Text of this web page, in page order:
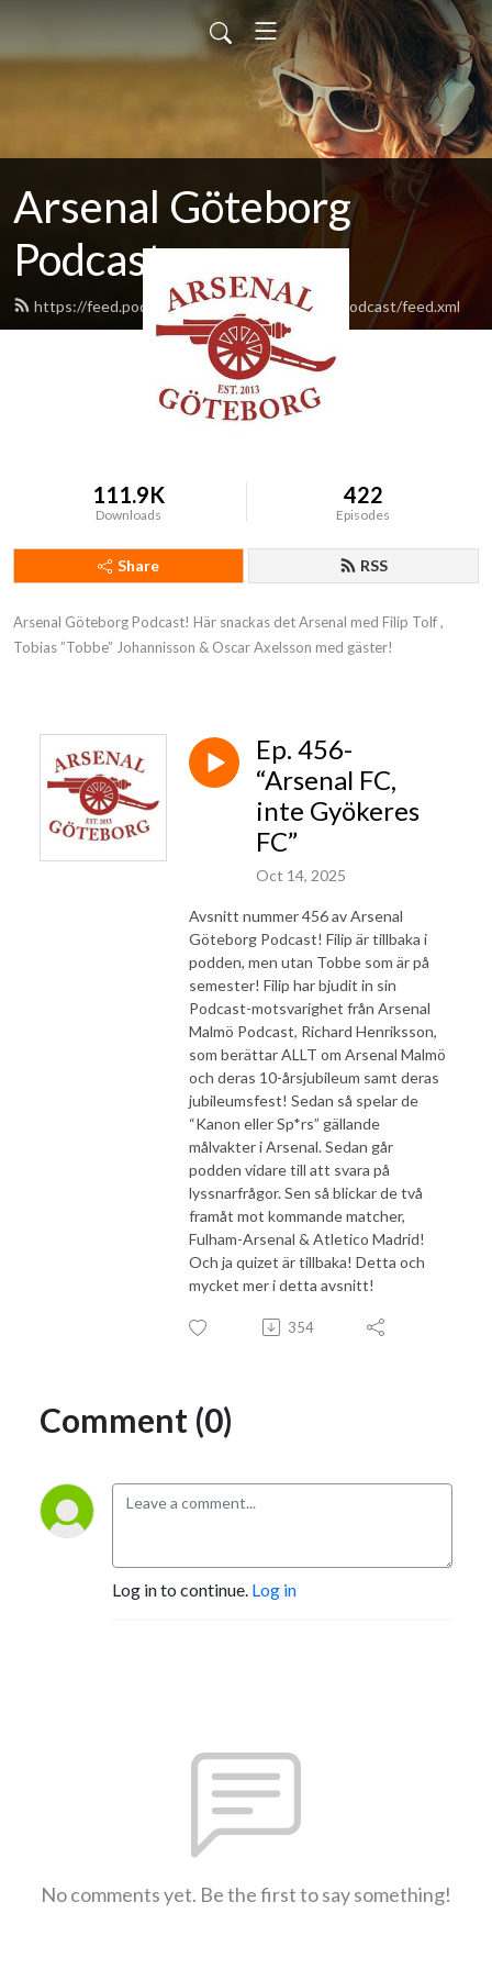
Arsenal Göteborg
Podcast
https://feed.podbean.com/ArsenalGoteborgPodcast/feed.xml
111.9K
Downloads
422
Episodes
Share RSS
Arsenal Göteborg Podcast! Här snackas det Arsenal med Filip Tolf ,
Tobias ”Tobbe” Johannisson & Oscar Axelsson med gäster!
Ep. 456-
“Arsenal FC,
inte Gyökeres
FC”
Oct 14, 2025
Avsnitt nummer 456 av Arsenal
Göteborg Podcast! Filip är tillbaka i
podden, men utan Tobbe som är på
semester! Filip har bjudit in sin
Podcast-motsvarighet från Arsenal
Malmö Podcast, Richard Henriksson,
som berättar ALLT om Arsenal Malmö
och deras 10-årsjubileum samt deras
jubileumsfest! Sedan så spelar de
“Kanon eller Sp*rs” gällande
målvakter i Arsenal. Sedan går
podden vidare till att svara på
lyssnarfrågor. Sen så blickar de två
framåt mot kommande matcher,
Fulham-Arsenal & Atletico Madrid!
Och ja quizet är tillbaka! Detta och
mycket mer i detta avsnitt!
354
Comment (0)
Log in to continue. Log in
No comments yet. Be the first to say something!